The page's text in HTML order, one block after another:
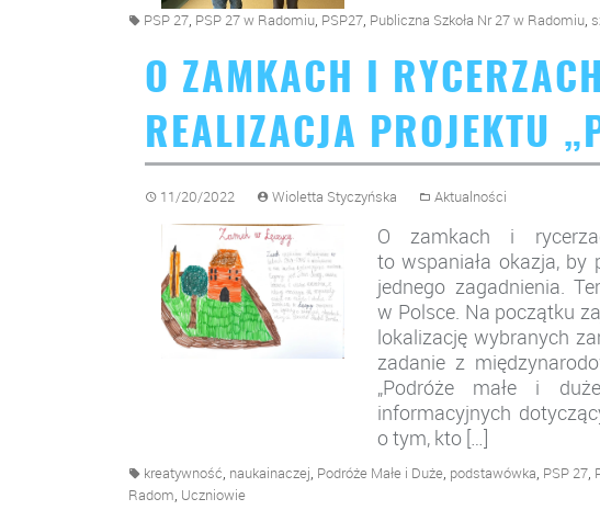
PSP 27, PSP 27 w Radomiu, PSP27, Publiczna Szkoła Nr 27 w Radomiu,
O ZAMKACH I
REALIZACJA PROJEKTU
11/20/2022 Wioletta Styczyńska Aktualności
O zamkach i
to wspaniała okazja, by
jednego zagadnienia.
w Polsce. Na początku
lokalizację wybranych
zadanie z
„Podróże małe i
informacyjnych
o tym, kto […]
kreatywność, naukainaczej, Podróże Małe i Duże, podstawówka, PSP 27,
Radom, Uczniowie